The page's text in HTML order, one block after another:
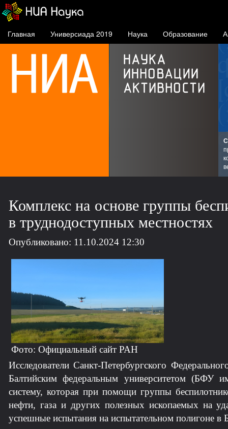
Главная Универсиада 2019 Наука Образование
Комплекс на основе группы
в труднодоступных местностях
Опубликовано: 11.10.2024 12:30
Фото: Официальный сайт РАН
Исследователи Санкт-Петербургского
Балтийским федеральным университетом (БФУ
систему, которая при помощи группы
нефти, газа и других полезных ископаемых на
успешные испытания на испытательном полигоне в